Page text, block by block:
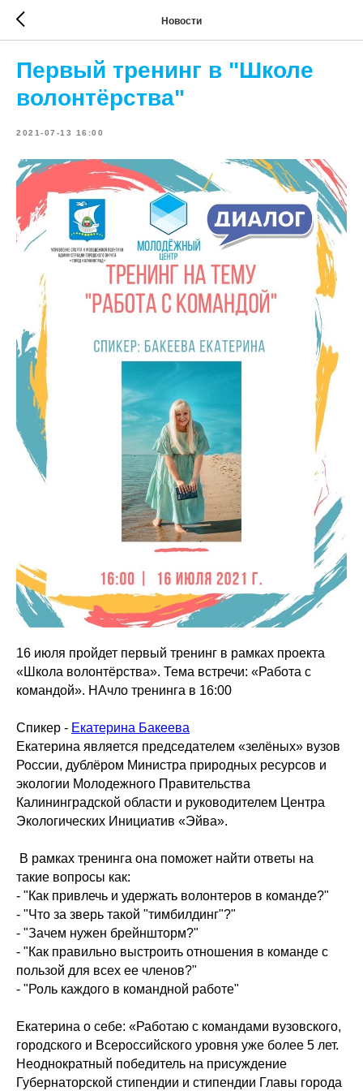
Новости
Первый тренинг в "Школе
волонтёрства"
2021-07-13 16:00
16 июля пройдет первый тренинг в рамках проекта
«Школа волонтёрства». Тема встречи: «Работа с
командой». НАчло тренинга в 16:00
Спикер - Екатерина Бакеева
Екатерина является председателем «зелёных» вузов
России, дублёром Министра природных ресурсов и
экологии Молодежного Правительства
Калининградской области и руководителем Центра
Экологических Инициатив «Эйва».
В рамках тренинга она поможет найти ответы на
такие вопросы как:
- "Как привлечь и удержать волонтеров в команде?"
- "Что за зверь такой "тимбилдинг"?"
- "Зачем нужен брейншторм?"
- "Как правильно выстроить отношения в команде с
пользой для всех ее членов?"
- "Роль каждого в командной работе"
Екатерина о себе: «Работаю с командами вузовского,
городского и Всероссийского уровня уже более 5 лет.
Неоднократный победитель на присуждение
Губернаторской стипендии и стипендии Главы города